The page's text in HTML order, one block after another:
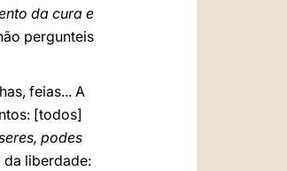
da cura e
pergunteis
feias... A
[todos]
podes
liberdade: